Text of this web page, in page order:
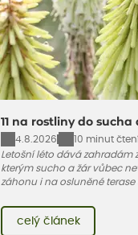
11 na rostliny do sucha
4.8.2026
10 minut čtení
Letošní léto dává zahradám
kterým sucho a žár vůbec
záhonu i na osluněné
léto bez pravidelné zálivky.
celý článek